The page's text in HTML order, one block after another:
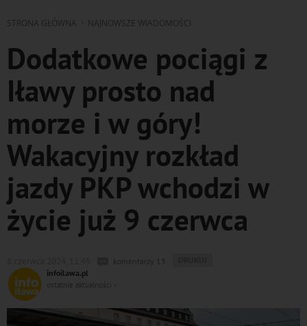
STRONA GŁÓWNA NAJNOWSZE WIADOMOŚCI
Dodatkowe pociągi z
Iławy prosto nad
morze i w góry!
Wakacyjny rozkład
jazdy PKP wchodzi w
życie już 9 czerwca
infoilawa.pl
ostatnie aktualności ‹